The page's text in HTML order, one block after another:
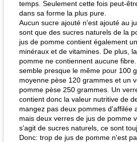
temps. Seulement cette fois peut-
dans sa forme la plus pure.
Aucun sucre ajouté n'est ajouté au
sont que des sucres naturels de la
jus de pomme contient également
minéraux et de vitamines. De plus,
pomme ne contiennent aucune
semble presque le même pour 100
moyenne pèse 120 grammes et un
pomme pèse 250 grammes. Un
contient donc la valeur nutritive de
mangez pas deux pommes d'affilée
mais deux verres de jus de pomme
s'agit de sucres naturels, ce sont
Donc: trop de jus de pomme n'est